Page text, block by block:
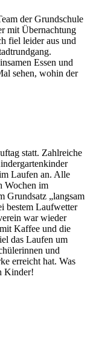
der Grundschule
mit Übernachtung
fiel leider aus und
Essen und
sehen, wohin der
statt. Zahlreiche
Laufen an. Alle
Wochen im
Grundsatz „langsam
bestem Laufwetter
war wieder
Kaffee und die
das Laufen um
und
erreicht hat. Was
Kinder!